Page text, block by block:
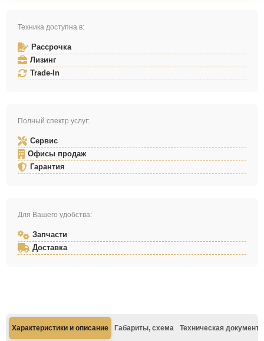
Техника доступна в:
Рассрочка
Лизинг
Trade-In
Полный спектр услуг:
Сервис
Офисы продаж
Гарантия
Для Вашего удобства:
Запчасти
Доставка
Характеристики и описание Габариты, схема Техническая